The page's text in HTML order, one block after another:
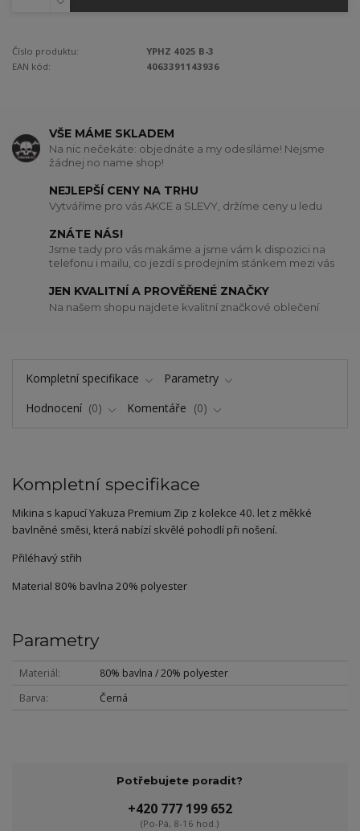
Číslo produktu:
YPHZ 4025 B-3
EAN kód:
4063391143936
VŠE MÁME SKLADEM
Na nic nečekáte: objednáte a my odesíláme! Nejsme
žádnej no name shop!
NEJLEPŠÍ CENY NA TRHU
Vytváříme pro vás AKCE a SLEVY, držíme ceny u ledu
ZNÁTE NÁS!
Jsme tady pro vás makáme a jsme vám k dispozici na
telefonu i mailu, co jezdí s prodejním stánkem mezi vás
JEN KVALITNÍ A PROVĚŘENÉ ZNAČKY
Na našem shopu najdete kvalitní značkové oblečení
Kompletní specifikace
Parametry
Hodnocení
0 Komentáře 0
Kompletní specifikace
Mikina s kapucí Yakuza Premium Zip z kolekce 40. let z měkké
bavlněné směsi, která nabízí skvělé pohodlí při nošení.
Přiléhavý střih
Material 80% bavlna 20% polyester
Parametry
Materiál
80% bavlna / 20% polyester
Barva
Černá
Potřebujete poradit?
+420 777 199 652
(Po-Pá, 8-16 hod.)